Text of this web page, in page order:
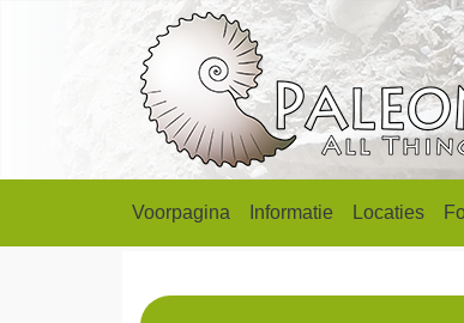
Voorpagina Informatie Locaties